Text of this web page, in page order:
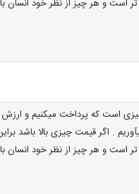
تر است و هر چیز از نظر خود
است که پرداخت میکنیم و
. اگر قیمت چیزی بالا باشد
تر است و هر چیز از نظر خود